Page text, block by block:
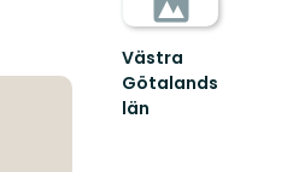
Västra
Götalands
län